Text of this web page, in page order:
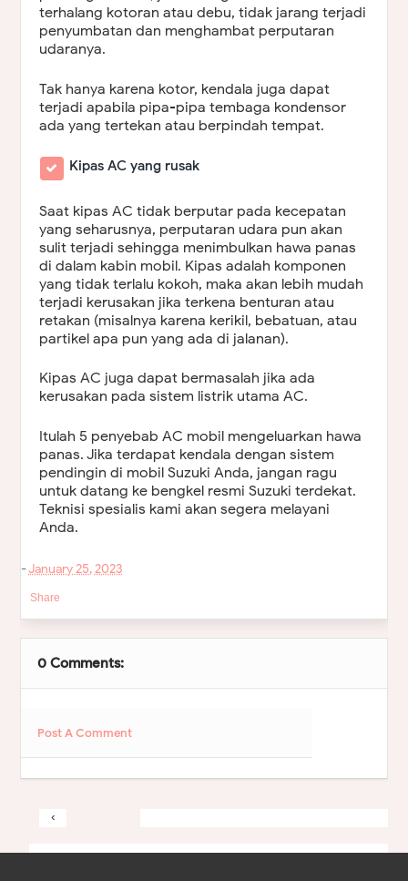
terhalang kotoran atau debu, tidak jarang terjadi
penyumbatan dan menghambat perputaran
udaranya.
Tak hanya karena kotor, kendala juga dapat
terjadi apabila pipa-pipa tembaga kondensor
ada yang tertekan atau berpindah tempat.
Kipas AC yang rusak
Saat kipas AC tidak berputar pada kecepatan
yang seharusnya, perputaran udara pun akan
sulit terjadi sehingga menimbulkan hawa panas
di dalam kabin mobil. Kipas adalah komponen
yang tidak terlalu kokoh, maka akan lebih mudah
terjadi kerusakan jika terkena benturan atau
retakan (misalnya karena kerikil, bebatuan, atau
partikel apa pun yang ada di jalanan).
Kipas AC juga dapat bermasalah jika ada
kerusakan pada sistem listrik utama AC.
Itulah 5 penyebab AC mobil mengeluarkan hawa
panas. Jika terdapat kendala dengan sistem
pendingin di mobil Suzuki Anda, jangan ragu
untuk datang ke bengkel resmi Suzuki terdekat.
Teknisi spesialis kami akan segera melayani
Anda.
-January 25, 2023
Share
0 Comments:
Post A Comment
‹
View web version